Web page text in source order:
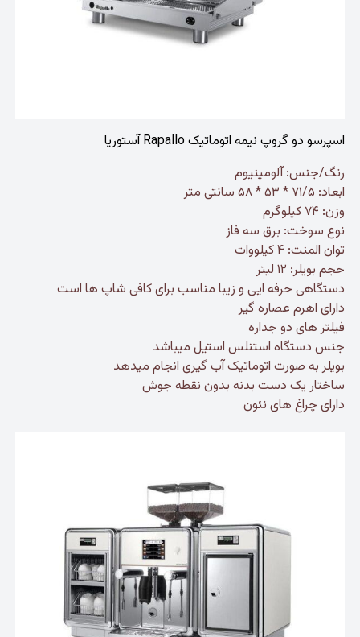
اسپرسو دو گروپ نیمه اتوماتیک Rapallo آستوریا
رنگ/جنس: آلومینیوم
ابعاد: ۷۱/۵ * ۵۳ * ۵۸ سانتی متر
وزن: ۷۴ کیلوگرم
نوع سوخت: برق سه فاز
توان المنت: ۴ کیلووات
حجم بویلر: ۱۲ لیتر
دستگاهی حرفه ایی و زیبا مناسب برای کافی شاپ ها است
دارای اهرم عصاره گیر
فیلتر های دو جداره
جنس دستگاه استنلس استیل میباشد
بویلر به صورت اتوماتیک آب گیری انجام میدهد
ساختار یک دست بدنه بدون نقطه جوش
دارای چراغ های نئون